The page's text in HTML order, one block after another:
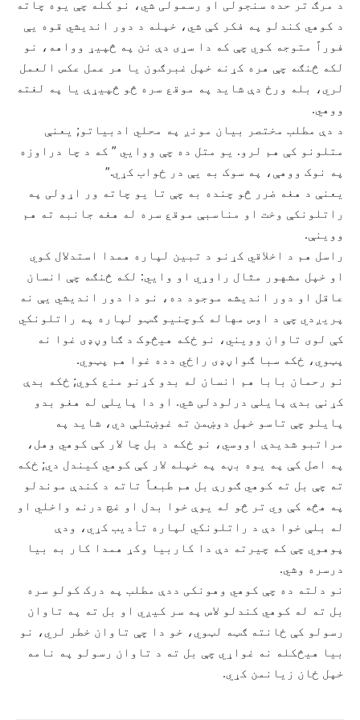
د مرګ تر حده سنجولی او رسمولی شي، نو کله چې یوه چاته
د کوهي کندلو په فکر کې شي، خپله د دور اندیشي قوه یې
فوراً متوجه کوي چې که دا سړی دې نن په څپیړ وواهه، نو
لکه څنګه چې هره کړنه خپل غبرګون یا هر عمل عکس العمل
لري، بله ورځ دې شاید په موقع سره څو څپیړې یا په لغته
ووهي.
د دې مطلب مختصر بیان مونږ په محلي ادبیاتو; یعنې
متلونو کې هم لرو. یو متل ده چې ووایي ” که د چا دراوزه
په نوک ووهې، په سوک به یې در ځواب کړي.”
یعنې د هغه ضرر څو چنده به چې تا یو چاته ور اړولی په
راتلونکې وخت او مناسبې موقع سره له هغه جانبه ته هم
ووینې.
راسل هم د اخلاقي کړنو د تبین لپاره همدا استدلال کوي
او خپل مشهور مثال راوړي او وایي: لکه څنګه چې انسان
عاقل او دور اندیشه موجود ده، نو دا دور اندیشي یې نه
پریږدي چې د اوس مهاله کوچنیو ګټو لپاره په راتلونکي
کې لوی تاوان وویني، نو ځکه هیڅوک د ګاوڼډی غوا نه
پټوي، ځکه سبا ګواڼډی راځي دده غوا هم پټوي.
نو رحمان بابا هم انسان له بدو کړنو منع کوي; ځکه بدې
کړنې بدې پایلې درلودلی شي. او دا پایلې له هغو بدو
پایلو چې تاسو خپل دوښمن ته غوښتلې دي، شاید په
مراتبو شدیدې اووسي، نو ځکه د بل چا لار کې کوهي وهل،
په اصل کې په یوه بڼه په خپله لار کې کوهي کیندل دي; ځکه
ته چې بل ته کوهي ګورې بل هم طبعاً تاته د کندې موندلو
په هڅه کې وي تر څو له یوې خوا بدل او غچ درنه واخلي او
له بلې خوا دې د راتلونکي لپاره تأدیب کړي، ودې
پوهوي چې که چیرته دې دا کاربیا وکړ همدا کار به بیا
درسره وشي.
نو دلته ده چې کوهي وهونکی ددې مطلب په درک کولو سره
بل ته له کوهي کندلو لاس په سر کیږي او بل ته په تاوان
رسولو کې ځانته ګټه لټوي، خو دا چې تاوان خطر لري، نو
بیا هیڅکله نه غواړي چې بل ته د تاوان رسولو په نامه
خپل ځان زیانمن کړي.